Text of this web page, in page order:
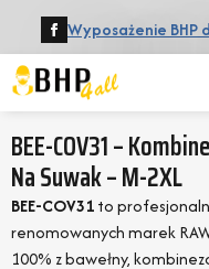
Wyposażenie BHP
BEE-COV31 –
Na Suwak – M-2XL
BEE-COV31to
renomowanych marek
100% z bawełny,